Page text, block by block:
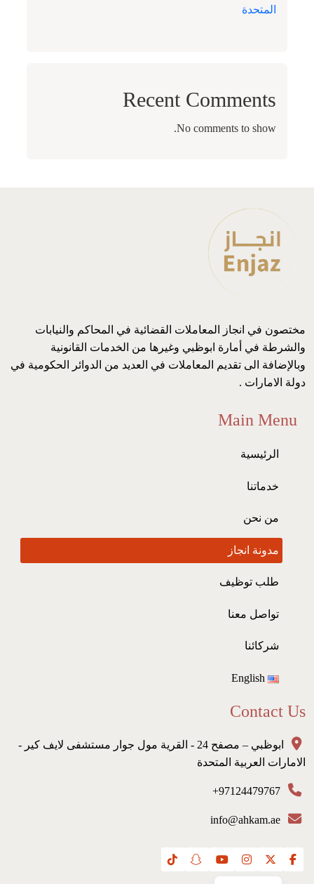
المتحدة
Recent Comments
No comments to show.
مختصون في انجاز المعاملات القضائية في المحاكم والنيابات
والشرطة في أمارة ابوظبي وغيرها من الخدمات القانونية
وبالإضافة الى تقديم المعاملات في العديد من الدوائر الحكومية في
دولة الامارات .
Main Menu
الرئيسية
خدماتنا
من نحن
مدونة انجاز
طلب توظيف
تواصل معنا
شركائنا
English
Contact Us
ابوظبي – مصفح 24 - القرية مول جوار مستشفى لايف كير -
الامارات العربية المتحدة
97124479767+
info@ahkam.ae